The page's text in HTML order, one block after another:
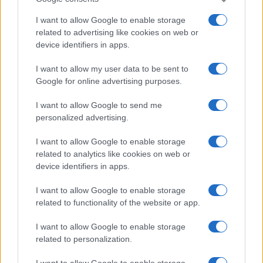
I want to allow Google to enable storage
related to advertising like cookies on web or
device identifiers in apps.
I want to allow my user data to be sent to
Google for online advertising purposes.
I want to allow Google to send me
personalized advertising.
I want to allow Google to enable storage
related to analytics like cookies on web or
device identifiers in apps.
I want to allow Google to enable storage
related to functionality of the website or app.
I want to allow Google to enable storage
related to personalization.
ont fait une prédiction d’action AMC qui suggère qu’elle
est actuellement sous-évaluée et, lorsque les fonds
spéculatifs ont essayé de la vendre à découvert, ils ont mis
en place une compression courte, poussant les prix encore
plus haut qu’auparavant.
L’action AMC va-t-elle rebondir ?
Ça pourrait faire l’affaire. Ce n’est peut-être pas le cas.
L’histoire des marchés boursiers, c’est que les sursauts
peuvent suivre les bulles. Cependant, si nous regardons la
rebondi. Oui, il est en baisse par rapport à son record, mais
il se porte bien mieux qu’avant que WallStreetBets ne
s’implique. Cela ne veut pas dire que GameStop ne
baissera pas ou qu’AMC ne suivra pas le même schéma.
Rien n’est certain.